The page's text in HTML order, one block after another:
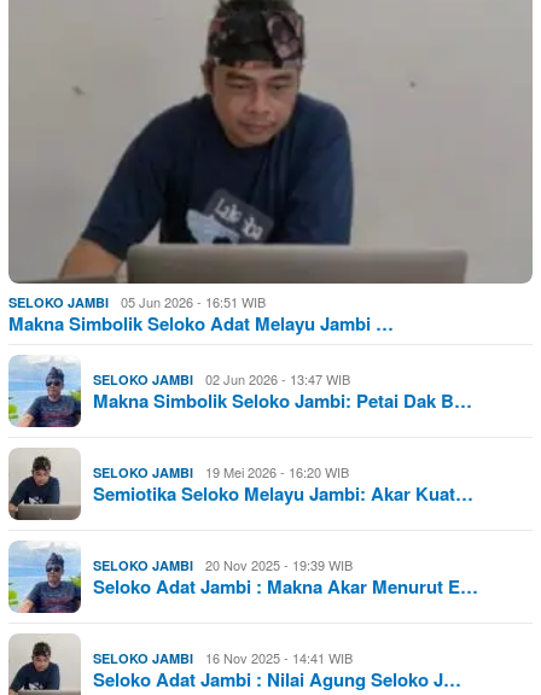
SELOKO JAMBI 05 Jun 2026 - 16:51 WIB
Makna Simbolik Seloko Adat Melayu Jambi …
SELOKO JAMBI 02 Jun 2026 - 13:47 WIB
Makna Simbolik Seloko Jambi: Petai Dak B…
SELOKO JAMBI 19 Mei 2026 - 16:20 WIB
Semiotika Seloko Melayu Jambi: Akar Kuat…
SELOKO JAMBI 20 Nov 2025 - 19:39 WIB
Seloko Adat Jambi : Makna Akar Menurut E…
SELOKO JAMBI 16 Nov 2025 - 14:41 WIB
Seloko Adat Jambi : Nilai Agung Seloko J…